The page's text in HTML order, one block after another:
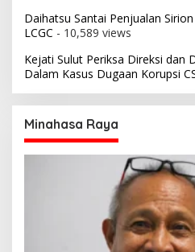
Daihatsu Santai Penjualan
LCGC - 10,589 views
Kejati Sulut Periksa Direksi dan
Dalam Kasus Dugaan Korupsi
Minahasa Raya